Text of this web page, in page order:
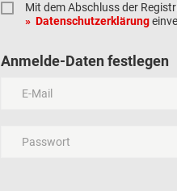
Mit dem Abschluss der
Datenschutzerklärung
Anmelde-Daten festlegen